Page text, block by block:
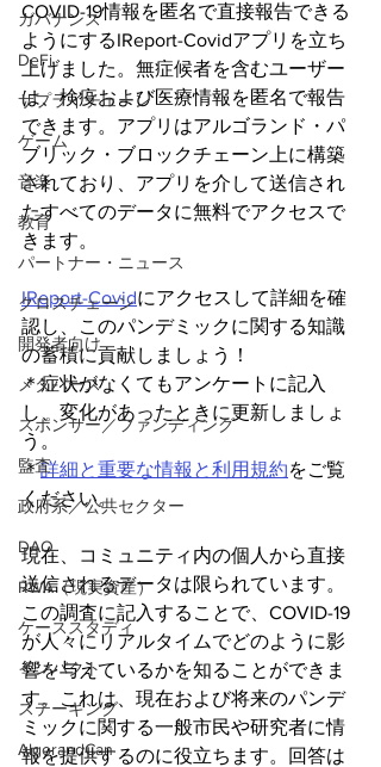
ガバナンス
DeFi
サプライチェーン
ゲーム
音楽
教育
パートナー・ニュース
クロスチェーン
開発者向け
メタバース
スポンサー／ファンディング
監査
政府系／公共セクター
DAO
RWA（現実資産）
ケーススタディ
インパクト
ステーキング
AlgorandCan
COVID-19情報を匿名で直接報告できる
ようにするIReport-Covidアプリを立ち
上げました。無症候者を含むユーザー
は、検疫および医療情報を匿名で報告
できます。アプリはアルゴランド・パ
ブリック・ブロックチェーン上に構築
されており、アプリを介して送信され
たすべてのデータに無料でアクセスで
きます。
IReport-Covidにアクセスして詳細を確
認し、このパンデミックに関する知識
の蓄積に貢献しましょう！
＊症状がなくてもアンケートに記入
し、変化があったときに更新しましょ
う。
＊詳細と重要な情報と利用規約をご覧
ください。
現在、コミュニティ内の個人から直接
送信されるデータは限られています。
この調査に記入することで、COVID-19
が人々にリアルタイムでどのように影
響を与えているかを知ることができま
す。これは、現在および将来のパンデ
ミックに関する一般市民や研究者に情
報を提供するのに役立ちます。回答は